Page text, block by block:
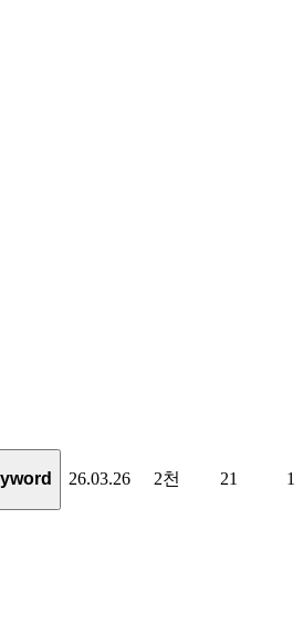
26.03.26 2천 21 1